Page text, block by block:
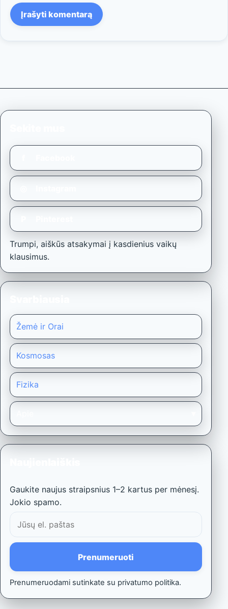
Trumpi, aiškūs atsakymai į kasdienius vaikų
klausimus.
Žemė ir Orai
Kosmosas
Fizika
Gaukite naujus straipsnius 1–2 kartus per mėnesį.
Jokio spamo.
El.
paštas
Prenumeruoti
Prenumeruodami sutinkate su privatumo politika.